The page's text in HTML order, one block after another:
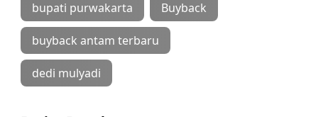
bupati purwakarta Buyback
buyback antam terbaru
dedi mulyadi